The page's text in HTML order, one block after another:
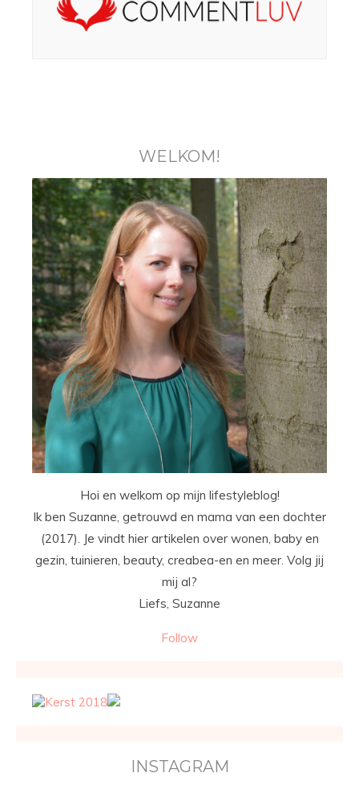
WELKOM!
Hoi en welkom op mijn lifestyleblog!
Ik ben Suzanne, getrouwd en mama van een dochter
(2017). Je vindt hier artikelen over wonen, baby en
gezin, tuinieren, beauty, creabea-en en meer. Volg jij
mij al?
Liefs, Suzanne
Follow
INSTAGRAM